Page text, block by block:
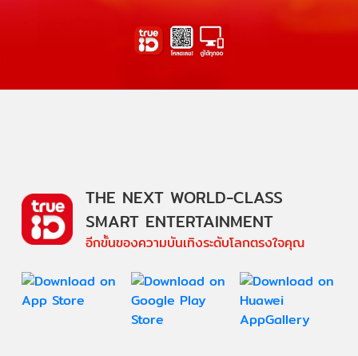
THE NEXT WORLD-CLASS
SMART ENTERTAINMENT
อีกขั้นของความบันเทิงระดับโลกตรงใจคุณ